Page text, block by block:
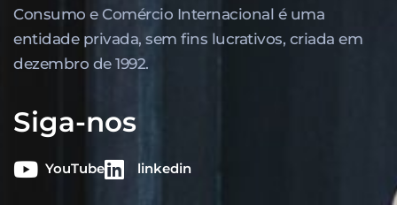
Consumo e Comércio Internacional é uma
entidade privada, sem fins lucrativos, criada em
dezembro de 1992.
Siga-nos
YouTube linkedin